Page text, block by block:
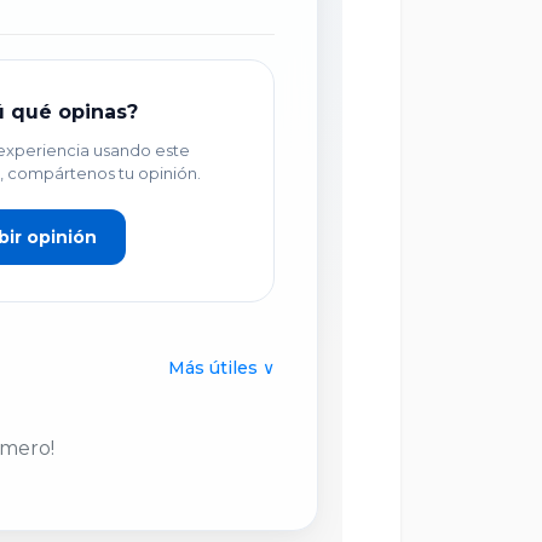
qué opinas?
usando este
compártenos tu opinión.
opinión
Más útiles ∨